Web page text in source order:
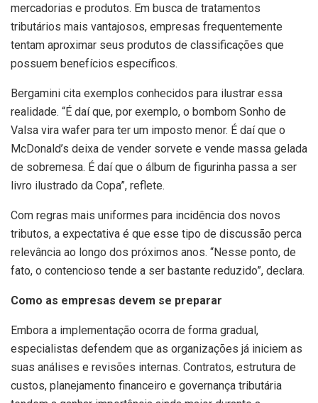
mercadorias e produtos. Em busca de tratamentos
tributários mais vantajosos, empresas frequentemente
tentam aproximar seus produtos de classificações que
possuem benefícios específicos.
Bergamini cita exemplos conhecidos para ilustrar essa
realidade. “É daí que, por exemplo, o bombom Sonho de
Valsa vira wafer para ter um imposto menor. É daí que o
McDonald’s deixa de vender sorvete e vende massa gelada
de sobremesa. É daí que o álbum de figurinha passa a ser
livro ilustrado da Copa”, reflete.
Com regras mais uniformes para incidência dos novos
tributos, a expectativa é que esse tipo de discussão perca
relevância ao longo dos próximos anos. “Nesse ponto, de
fato, o contencioso tende a ser bastante reduzido”, declara.
Como as empresas devem se preparar
Embora a implementação ocorra de forma gradual,
especialistas defendem que as organizações já iniciem as
suas análises e revisões internas. Contratos, estrutura de
custos, planejamento financeiro e governança tributária